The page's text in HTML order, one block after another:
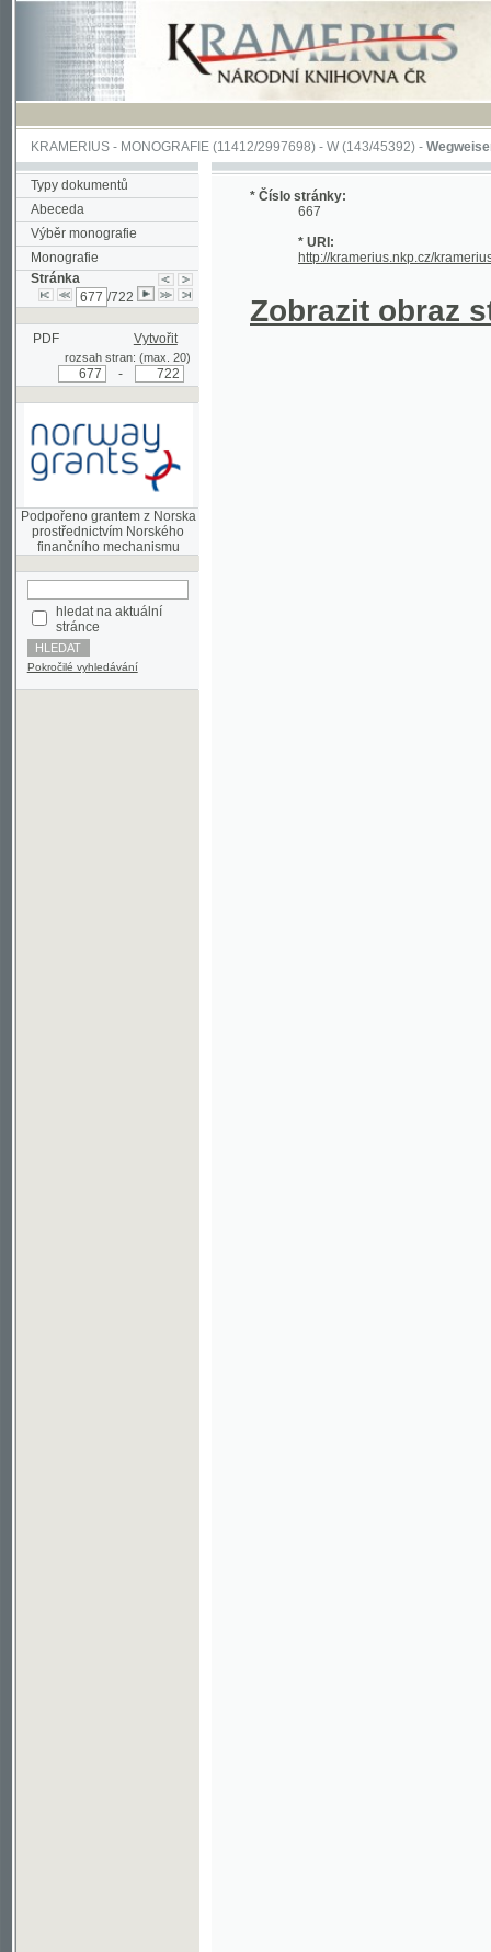
KRAMERIUS-MONOGRAFIE(11412/2997698) -W (143/45392)-Wegweiser durch
Typy dokumentů
Abeceda
Výběr monografie
Monografie
Stránka
/722
PDF Vytvořit
rozsah stran: (max. 20)
Podpořeno grantem z Norska
prostřednictvím Norského
hledat na aktuální
stránce
Pokročilé vyhledávání
* Číslo stránky:
667
* URI:
http://kramerius.nkp.cz/kramerius/